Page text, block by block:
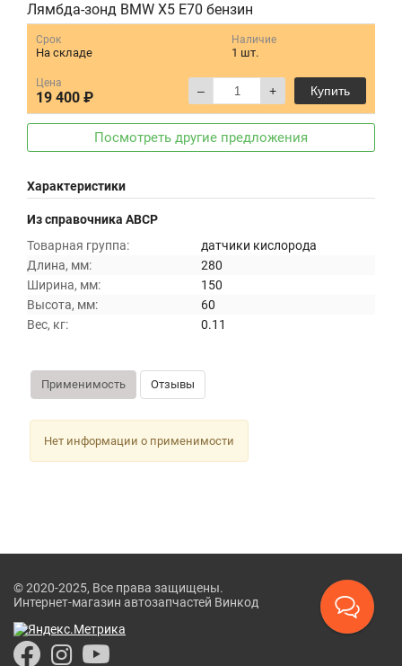
Лямбда-зонд BMW X5 E70 бензин
Срок
На складе
Наличие
1 шт.
Цена
19 400 ₽ – + Купить
Посмотреть другие предложения
Характеристики
Из справочника ABCP
Товарная группа:
датчики кислорода
Длина, мм:
280
Ширина, мм:
150
Высота, мм:
60
Вес, кг:
0.11
Применимость Отзывы
Нет информации о применимости
© 2020-2025, Все права защищены.
Интернет-магазин автозапчастей Винкод